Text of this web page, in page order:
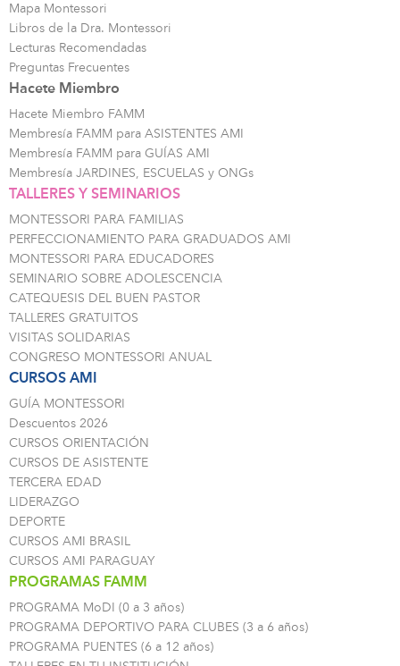
Mapa Montessori
Libros de la Dra. Montessori
Lecturas Recomendadas
Preguntas Frecuentes
Hacete Miembro
Hacete Miembro FAMM
Membresía FAMM para ASISTENTES AMI
Membresía FAMM para GUÍAS AMI
Membresía JARDINES, ESCUELAS y ONGs
TALLERES Y SEMINARIOS
MONTESSORI PARA FAMILIAS
PERFECCIONAMIENTO PARA GRADUADOS AMI
MONTESSORI PARA EDUCADORES
SEMINARIO SOBRE ADOLESCENCIA
CATEQUESIS DEL BUEN PASTOR
TALLERES GRATUITOS
VISITAS SOLIDARIAS
CONGRESO MONTESSORI ANUAL
CURSOS AMI
GUÍA MONTESSORI
Descuentos 2026
CURSOS ORIENTACIÓN
CURSOS DE ASISTENTE
TERCERA EDAD
LIDERAZGO
DEPORTE
CURSOS AMI BRASIL
CURSOS AMI PARAGUAY
PROGRAMAS FAMM
PROGRAMA MoDI (0 a 3 años)
PROGRAMA DEPORTIVO PARA CLUBES (3 a 6 años)
PROGRAMA PUENTES (6 a 12 años)